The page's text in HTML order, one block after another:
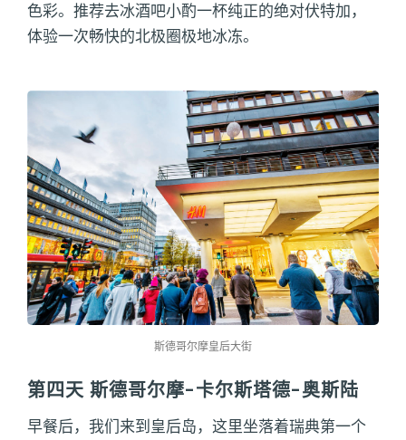
色彩。推荐去冰酒吧小酌一杯纯正的绝对伏特加，
体验一次畅快的北极圈极地冰冻。
斯德哥尔摩皇后大街
第四天 斯德哥尔摩-卡尔斯塔德-奥斯陆
早餐后，我们来到皇后岛，这里坐落着瑞典第一个